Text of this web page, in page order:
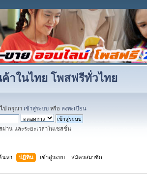
าในไทย โพสฟรีทั่วไทย
ป กรุณา เข้าสู่ระบบ หรือ ลงทะเบียน
าน และระยะเวลาในเซสชั่น
นหา ปฏิทิน เข้าสู่ระบบ สมัครสมาชิก